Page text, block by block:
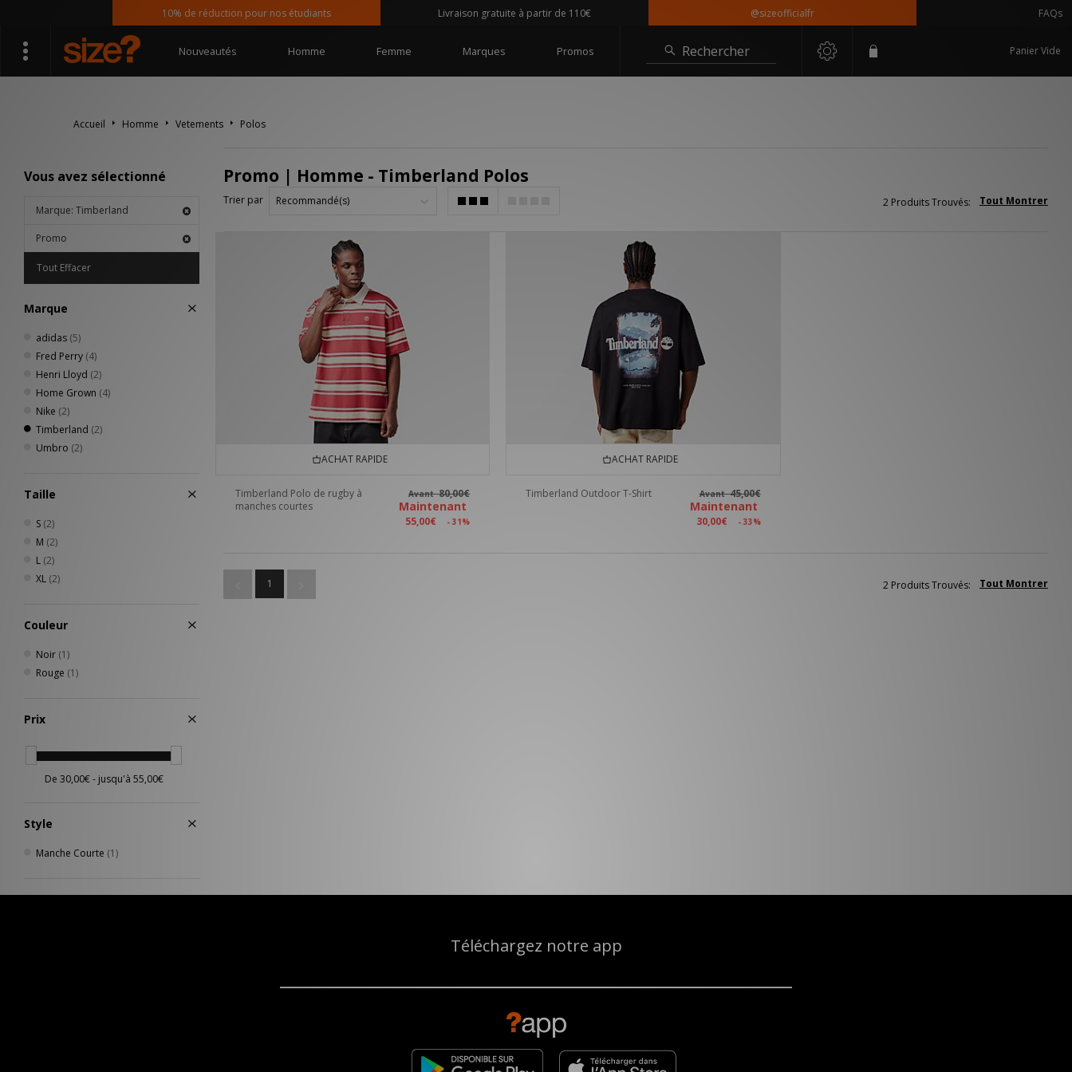
10% de réduction pour nos étudiants Livraison gratuite à partir de 110€ @sizeofficialfr FAQs
Nouveautés Homme Femme Marques Promos Rechercher Panier Vide
Accueil Homme Vetements Polos
Vous avez sélectionné
Marque: Timberland
Promo
Tout Effacer
Marque
adidas (5)
Fred Perry (4)
Henri Lloyd (2)
Home Grown (4)
Nike (2)
Timberland (2)
Umbro (2)
Taille
S (2)
M (2)
L (2)
XL (2)
Couleur
Noir (1)
Rouge (1)
Prix
Style
Manche Courte (1)
Promo | Homme - Timberland Polos
Trier par Tout Montrer
2 Produits Trouvés:
ACHAT RAPIDE
Timberland Polo de rugby à
manches courtes
Avant80,00€
Maintenant
55,00€ - 31%
ACHAT RAPIDE
Timberland Outdoor T-Shirt Avant45,00€
Maintenant
30,00€ - 33%
1 Tout Montrer
2 Produits Trouvés:
Téléchargez notre app